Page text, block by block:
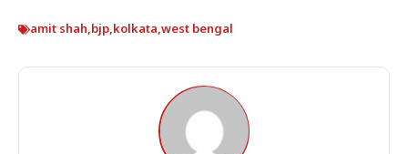
amit shah,bjp,kolkata,west bengal